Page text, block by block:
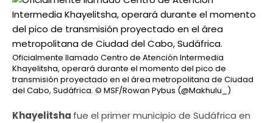
Oficialmente llamado Centro de Atención Intermedia
Khayelitsha, operará durante el momento del pico de
transmisión proyectado en el área metropolitana de Ciudad
del Cabo, Sudáfrica. © MSF/Rowan Pybus (@Makhulu_)
Khayelitsha fue el primer municipio de Sudáfrica en